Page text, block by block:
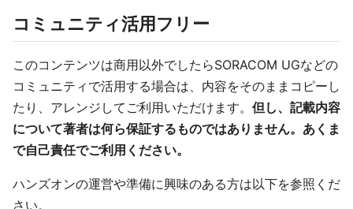
コミュニティ活用フリー
このコンテンツは商用以外でしたらSORACOM UGなどの
コミュニティで活用する場合は、内容をそのままコピーし
たり、アレンジしてご利用いただけます。 但し、記載内容
について著者は何ら保証するものではありません。あくま
で自己責任でご利用ください。
ハンズオンの運営や準備に興味のある方は以下を参照くだ
さい。